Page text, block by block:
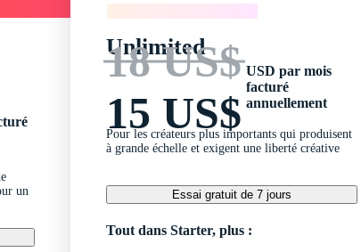
un
Unlimited
18 US$
15 US$
USD par mois
facturé
annuellement
Pour les créateurs plus importants qui produisent
à grande échelle et exigent une liberté créative
Essai gratuit de 7 jours
Tout dans Starter, plus :